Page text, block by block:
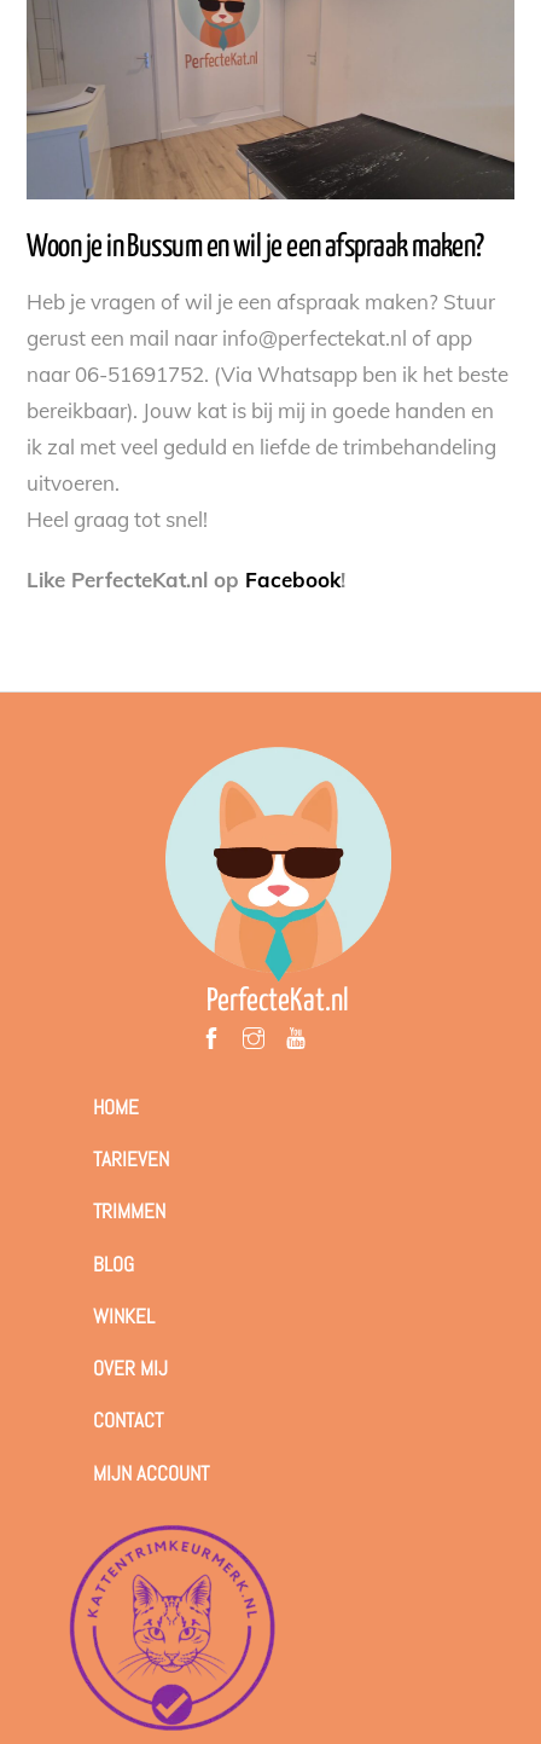
Woon je in Bussum en wil je een afspraak maken?
Heb je vragen of wil je een afspraak maken? Stuur
gerust een mail naar info@perfectekat.nl of app
naar 06-51691752. (Via Whatsapp ben ik het beste
bereikbaar). Jouw kat is bij mij in goede handen en
ik zal met veel geduld en liefde de trimbehandeling
uitvoeren.
Heel graag tot snel!
Like PerfecteKat.nl op Facebook!
PerfecteKat.nl
HOME
TARIEVEN
TRIMMEN
BLOG
WINKEL
OVER MIJ
CONTACT
MIJN ACCOUNT